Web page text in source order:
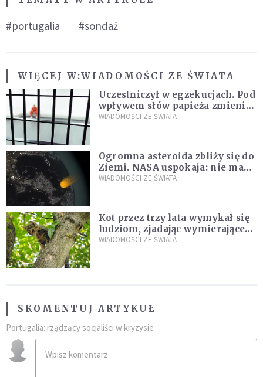
#portugalia #sondaż
WIĘCEJ W:WIADOMOŚCI ZE ŚWIATA
Uczestniczył w egzekucjach. Pod
wpływem słów papieża zmienił
zdanie
WIADOMOŚCI ZE ŚWIATA
Ogromna asteroida zbliży się do
Ziemi. NASA uspokaja: nie ma
zagrożenia
WIADOMOŚCI ZE ŚWIATA
Kot przez trzy lata wymykał się
ludziom, zjadając wymierające
kaczki. W końcu popełnił
WIADOMOŚCI ZE ŚWIATA
SKOMENTUJ ARTYKUŁ
Portugalia: rządzący socjaliści w kryzysie